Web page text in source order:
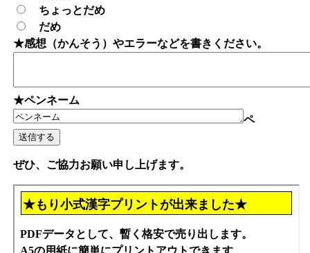
ちょっとだめ
だめ
★感想（かんそう）やエラーなどを書きください。
★ペンネーム
ペ
ぜひ、ご協力お願い申し上げます。